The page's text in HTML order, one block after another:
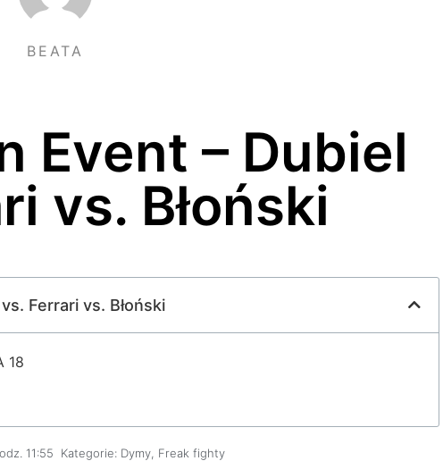
BEATA
Event – Dubiel
vs. Błoński
Ferrari vs. Błoński
18
11:55 Kategorie: Dymy Freak fighty